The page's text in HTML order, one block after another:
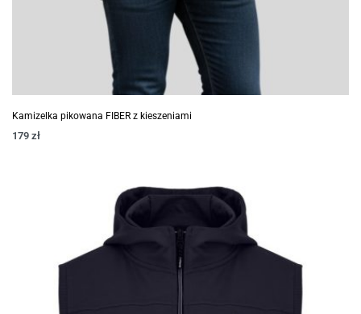
Kamizelka pikowana FIBER z kieszeniami
179 zł